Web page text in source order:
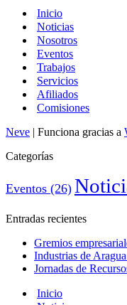
Inicio
Noticias
Nosotros
Eventos
Trabajos
Servicios
Afiliados
Comisiones
Neve | Funciona gracias a
Categorías
Eventos (26)
Entradas recientes
Gremios
Industrias de
Jornadas de
Inicio